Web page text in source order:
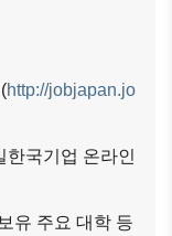
http://jobjapan.jo
국기업 온라인
유 주요 대학 등